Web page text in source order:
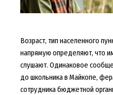
Возраст, тип населенного
напрямую определяют, что
слушают. Одинаковое
до школьника в Майкопе,
сотрудника бюджетной